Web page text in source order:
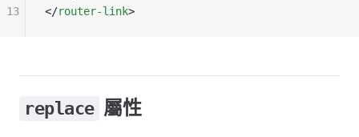
</router-link>
13
replace 屬性